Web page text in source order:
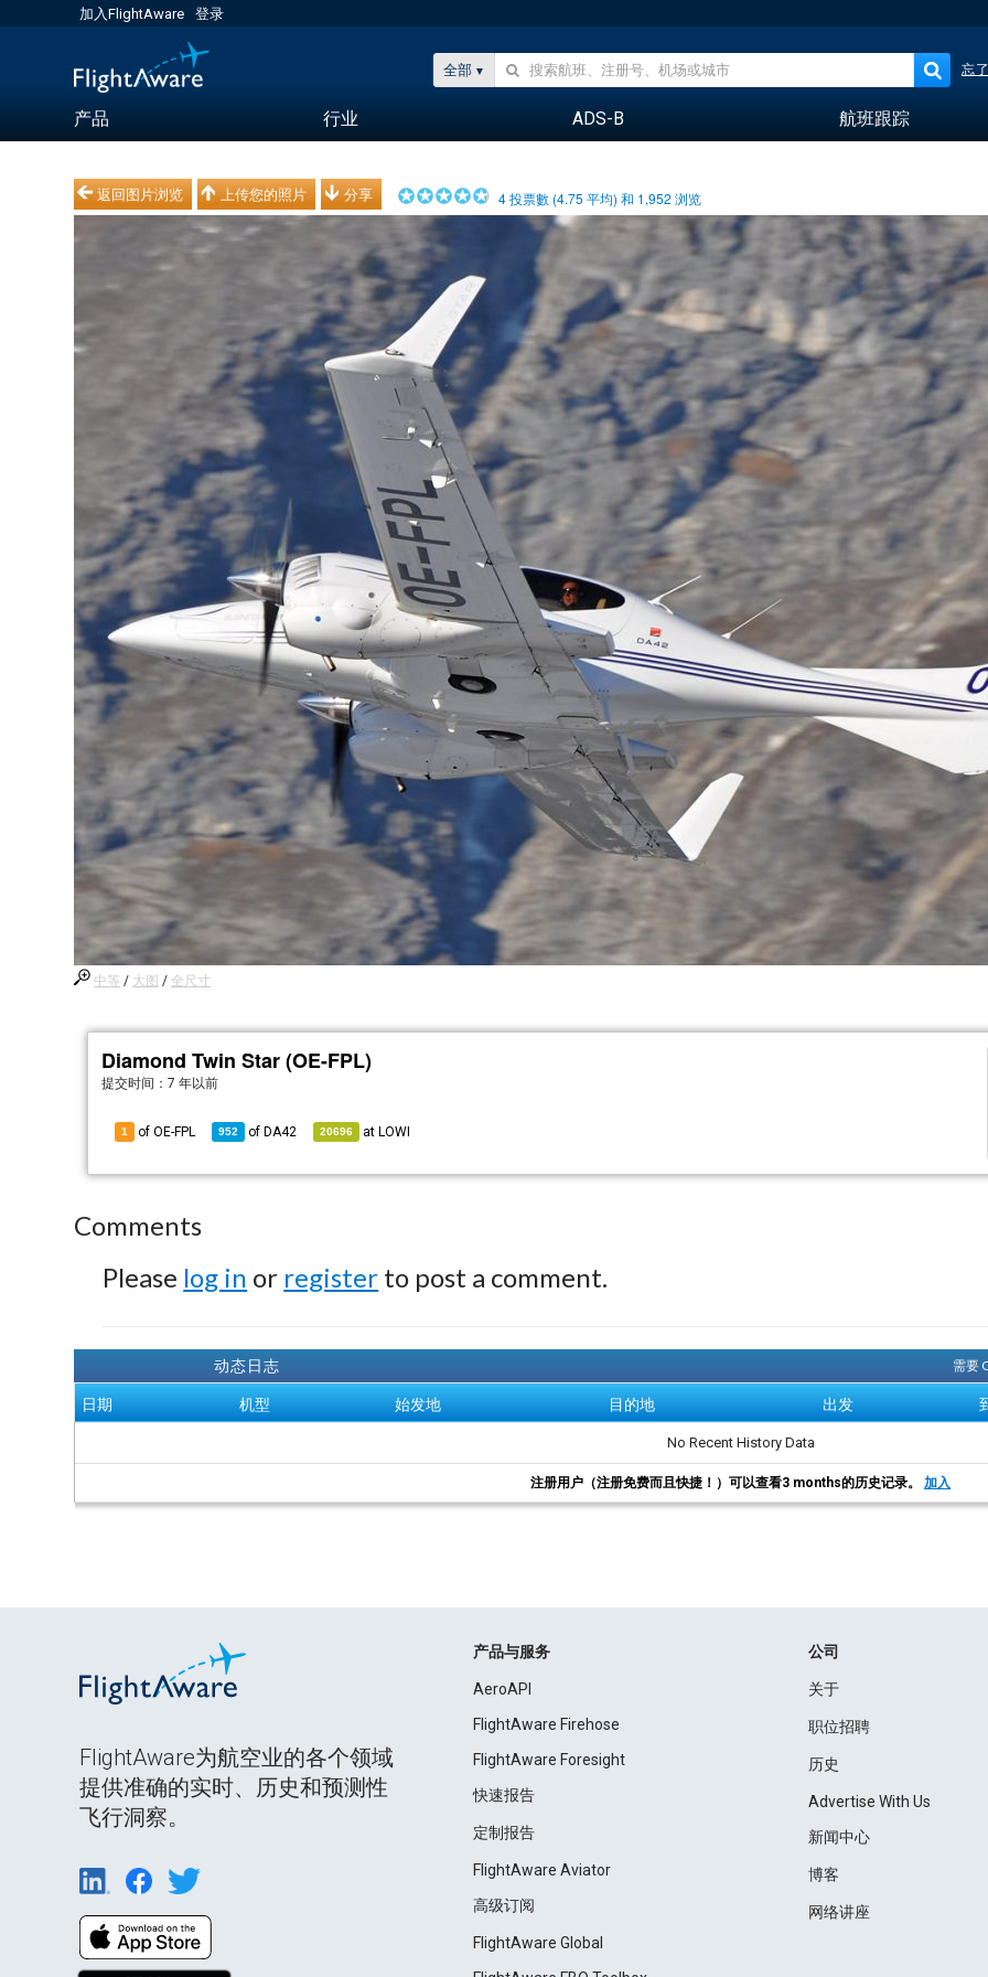
加入FlightAware 登录
全部 忘
产品 行业 ADS-B 航班跟踪
返回图片浏览 上传您的照片 分享 4投票數 (4.75 平均) 和 1,952 浏览
中等 / 大图 / 全尺寸
Diamond Twin Star (OE-FPL)
提交时间：7 年以前
1 of OE-FPL 952 of DA42 20696 at LOWI
Comments
Please log in or register to post a comment.
动态日志 需要
日期 机型 始发地 目的地 出发
No Recent History Data
注册用户（注册免费而且快捷！）可以查看3 months的历史记录。加入
FlightAware为航空业的各个领域
提供准确的实时、历史和预测性
飞行洞察。
产品与服务
AeroAPI
FlightAware Firehose
FlightAware Foresight
快速报告
定制报告
FlightAware Aviator
高级订阅
FlightAware Global
公司
关于
职位招聘
历史
Advertise With Us
新闻中心
博客
网络讲座